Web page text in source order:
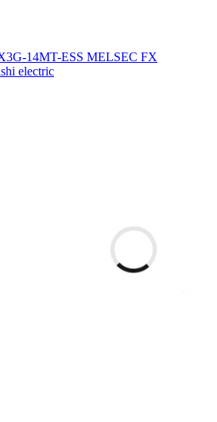
14MT-ESS MELSEC FX
electric